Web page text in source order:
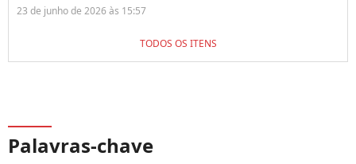
23 de junho de 2026 às 15:57
TODOS OS ITENS
Palavras-chave